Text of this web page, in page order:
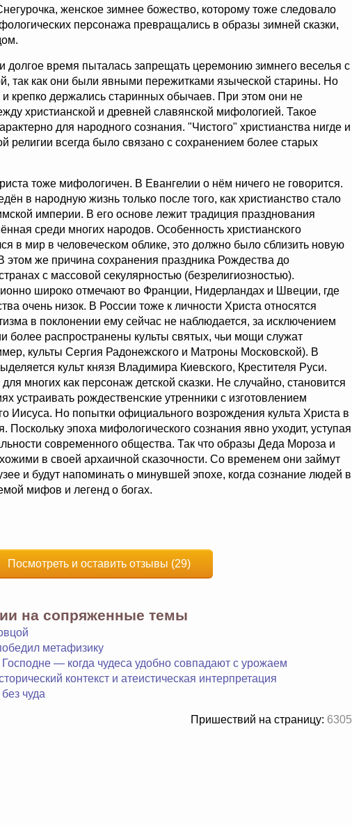
женское зимнее божество, которому тоже следовало
персонажа превращались в образы зимней сказки,
долгое время пыталась запрещать церемонию зимнего веселья с
так как они были явными пережитками языческой старины. Но
крепко держались старинных обычаев. При этом они не
христианской и древней славянской мифологией. Такое
для народного сознания. "Чистого" христианства нигде и
религии всегда было связано с сохранением более старых
тоже мифологичен. В Евангелии о нём ничего не говорится.
в народную жизнь только после того, как христианство стало
империи. В его основе лежит традиция празднования
среди многих народов. Особенность христианского
в мир в человеческом облике, это должно было сблизить новую
этом же причина сохранения праздника Рождества до
с массовой секулярностью (безрелигиозностью).
широко отмечают во Франции, Нидерландах и Швеции, где
очень низок. В России тоже к личности Христа относятся
в поклонении ему сейчас не наблюдается, за исключением
более распространены культы святых, чьи мощи служат
культы Сергия Радонежского и Матроны Московской). В
культ князя Владимира Киевского, Крестителя Руси.
многих как персонаж детской сказки. Не случайно, становится
устраивать рождественские утренники с изготовлением
Иисуса. Но попытки официального возрождения культа Христа в
Поскольку эпоха мифологического сознания явно уходит, уступая
современного общества. Так что образы Деда Мороза и
в своей архаичной сказочности. Со временем они займут
и будут напоминать о минувшей эпохе, когда сознание людей в
мифов и легенд о богах.
Посмотреть и оставить отзывы (29)
на сопряженные темы
метафизику
— когда чудеса удобно совпадают с урожаем
контекст и атеистическая интерпретация
чуда
Пришествий на страницу: 6305